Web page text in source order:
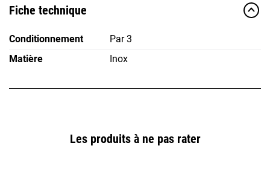
Fiche technique
Conditionnement
Par 3
Matière
Inox
Les produits à ne pas rater